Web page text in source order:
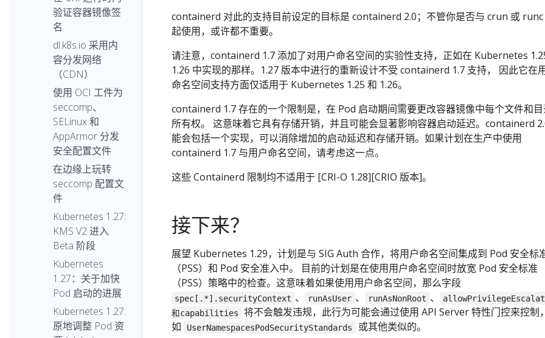
验证容器镜像签
名
dl.k8s.io 采用内
容分发网络
（CDN）
使用 OCI 工件为
seccomp、
SELinux 和
AppArmor 分发
安全配置文件
在边缘上玩转
seccomp 配置文
件
Kubernetes 1.27:
KMS V2 进入
Beta 阶段
Kubernetes
1.27：关于加快
Pod 启动的进展
Kubernetes 1.27:
原地调整 Pod 资
containerd 对此的支持目前设定的目标是 containerd 2.0；不管你是否与 crun 或
起使用，或许都不重要。
请注意，containerd 1.7 添加了对用户命名空间的实验性支持，正如在 Kubernetes
1.26 中实现的那样。1.27 版本中进行的重新设计不受 containerd 1.7 支持， 因此它在
命名空间支持方面仅适用于 Kubernetes 1.25 和 1.26。
containerd 1.7 存在的一个限制是，在 Pod 启动期间需要更改容器镜像中每个文件和
所有权。 这意味着它具有存储开销，并且可能会显著影响容器启动延迟。containerd
能会包括一个实现，可以消除增加的启动延迟和存储开销。如果计划在生产中使用
containerd 1.7 与用户命名空间，请考虑这一点。
这些 Containerd 限制均不适用于 [CRI-O 1.28][CRIO 版本]。
接下来？
展望 Kubernetes 1.29，计划是与 SIG Auth 合作，将用户命名空间集成到 Pod 安全标
（PSS）和 Pod 安全准入中。 目前的计划是在使用用户命名空间时放宽 Pod 安全标准
（PSS）策略中的检查。这意味着如果使用用户命名空间，那么字段
spec[.*].securityContext 、 runAsUser 、 runAsNonRoot 、
和capabilities
将不会触发违规，此行为可能会通过使用 API Server 特性门控来控制
如
UserNamespacesPodSecurityStandards 或其他类似的。